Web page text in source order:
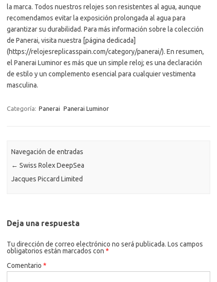
la marca. Todos nuestros relojes son resistentes al agua, aunque
recomendamos evitar la exposición prolongada al agua para
garantizar su durabilidad. Para más información sobre la colección
de Panerai, visita nuestra [página dedicada]
(https://relojesreplicasspain.com/category/panerai/). En resumen,
el Panerai Luminor es más que un simple reloj; es una declaración
de estilo y un complemento esencial para cualquier vestimenta
masculina.
Categoría: Panerai Panerai Luminor
Navegación de entradas
← Swiss Rolex DeepSea
Jacques Piccard Limited
Deja una respuesta
Tu dirección de correo electrónico no será publicada. Los campos
obligatorios están marcados con *
Comentario *